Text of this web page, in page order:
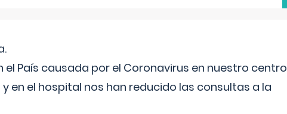
el País causada por el Coronavirus en nuestro centro
en el hospital nos han reducido las consultas a la